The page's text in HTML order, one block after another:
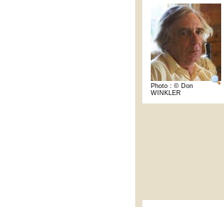
Photo : © Don
WINKLER